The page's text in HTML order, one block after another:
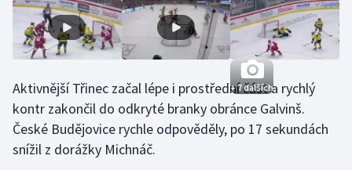
Stolní tenis
Triatlon
Veslování
Vodní slalom
Volejbal
+ 7 dalších
Aktivnější Třinec začal lépe i prostřední část a rychlý
kontr zakončil do odkryté branky obránce Galvinš.
České Budějovice rychle odpověděly, po 17 sekundách
snížil z dorážky Michnáč.